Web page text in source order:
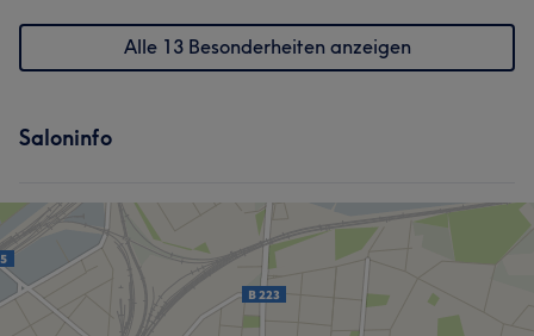
Alle 13 Besonderheiten anzeigen
Saloninfo